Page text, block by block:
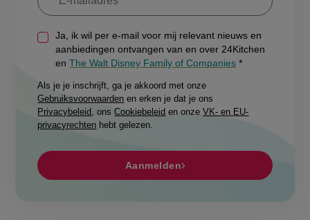
Ja, ik wil per e-mail voor mij relevant nieuws en
aanbiedingen ontvangen van en over 24Kitchen
enThe Walt Disney Family of Companies
Als je je inschrijft, ga je akkoord met onze
Gebruiksvoorwaarden en erken je dat je ons
Privacybeleid , onsCookiebeleid en onzeVK- en EU-
privacyrechten hebt gelezen.
Aanmelden